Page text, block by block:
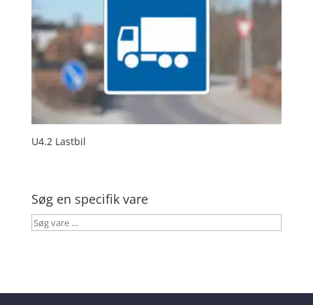
U4.2 Lastbil
Søg en specifik vare
Søg